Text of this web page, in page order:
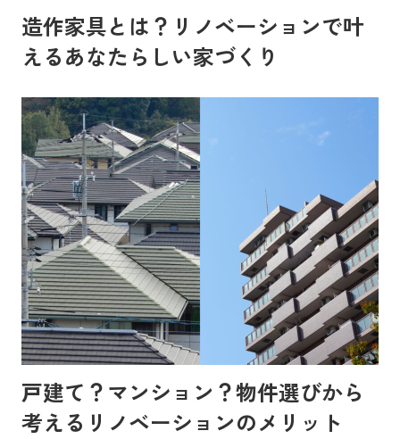
造作家具とは？リノベーションで叶
えるあなたらしい家づくり
戸建て？マンション？物件選びから
考えるリノベーションのメリット